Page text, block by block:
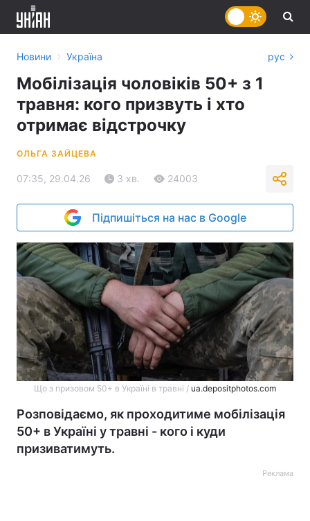
Новини › Україна рус
Мобілізація чоловіків 50+ з 1
травня: кого призвуть і хто
отримає відстрочку
ОЛЬГА ЗАЙЦЕВА
07:35, 29.04.26 3 хв. 24003
Підпишіться на нас в Google
Що з призовом 50+ в Україні в травні / ua.depositphotos.com
Розповідаємо, як проходитиме мобілізація
50+ в Україні у травні - кого і куди
призиватимуть.
Реклама